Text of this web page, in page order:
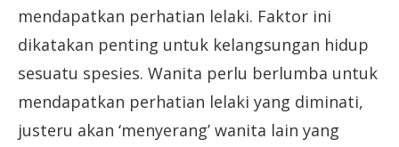
mendapatkan perhatian lelaki. Faktor ini
dikatakan penting untuk kelangsungan hidup
sesuatu spesies. Wanita perlu berlumba untuk
mendapatkan perhatian lelaki yang diminati,
justeru akan ‘menyerang’ wanita lain yang